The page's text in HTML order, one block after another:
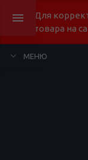
Для
товара на
МЕНЮ